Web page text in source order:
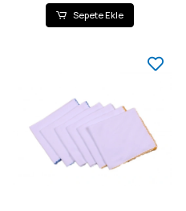
Sepete Ekle